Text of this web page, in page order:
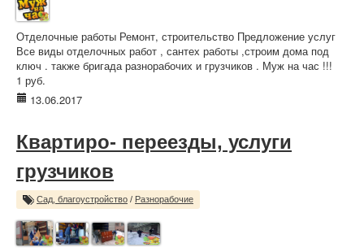
Отделочные работы Ремонт, строительство Предложение услуг
Все виды отделочных работ , сантех работы ,строим дома под
ключ . также бригада разнорабочих и грузчиков . Муж на час !!!
1 руб.
13.06.2017
Квартиро- переезды, услуги
грузчиков
Сад, благоустройство / Разнорабочие